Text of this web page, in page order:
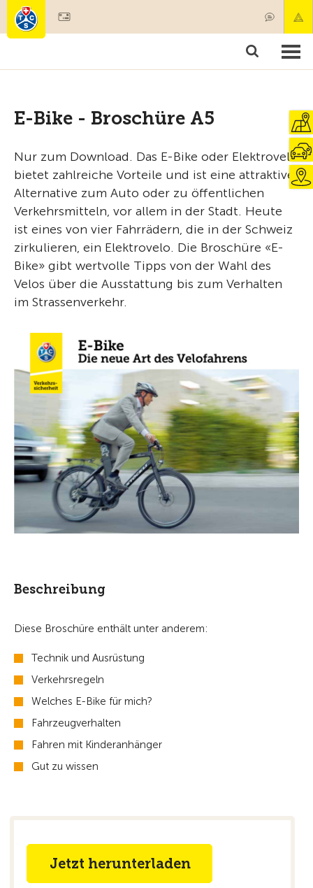
Mitgliedschaft & Leistungen
E-Bike - Broschüre A5
Nur zum Download. Das E-Bike oder Elektrovelo
bietet zahlreiche Vorteile und ist eine attraktive
Alternative zum Auto oder zu öffentlichen
Verkehrsmitteln, vor allem in der Stadt. Heute
ist eines von vier Fahrrädern, die in der Schweiz
zirkulieren, ein Elektrovelo. Die Broschüre «E-
Bike» gibt wertvolle Tipps von der Wahl des
Velos über die Ausstattung bis zum Verhalten
im Strassenverkehr.
Beschreibung
Diese Broschüre enthält unter anderem:
Technik und Ausrüstung
Verkehrsregeln
Welches E-Bike für mich?
Fahrzeugverhalten
Fahren mit Kinderanhänger
Gut zu wissen
Jetzt herunterladen